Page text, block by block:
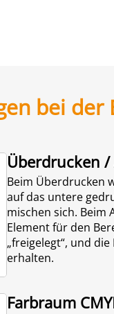
bei der
Überdrucken /
Beim Überdrucken
auf das untere
mischen sich. Beim
Element für den
„freigelegt“, und
erhalten.
Farbraum